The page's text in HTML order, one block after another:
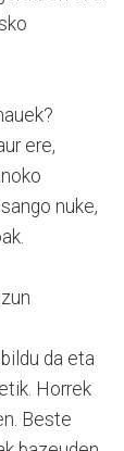
ere,
nuke,
da eta
Horrek
Beste